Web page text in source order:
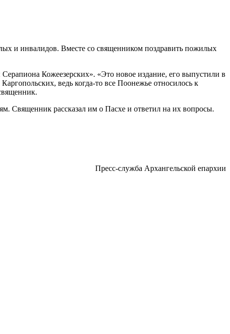
и инвалидов. Вместе со священником поздравить пожилых
Кожеезерских». «Это новое издание, его выпустили в
ведь когда-то все Поонежье относилось к
Священник рассказал им о Пасхе и ответил на их вопросы.
Пресс-служба Архангельской епархии